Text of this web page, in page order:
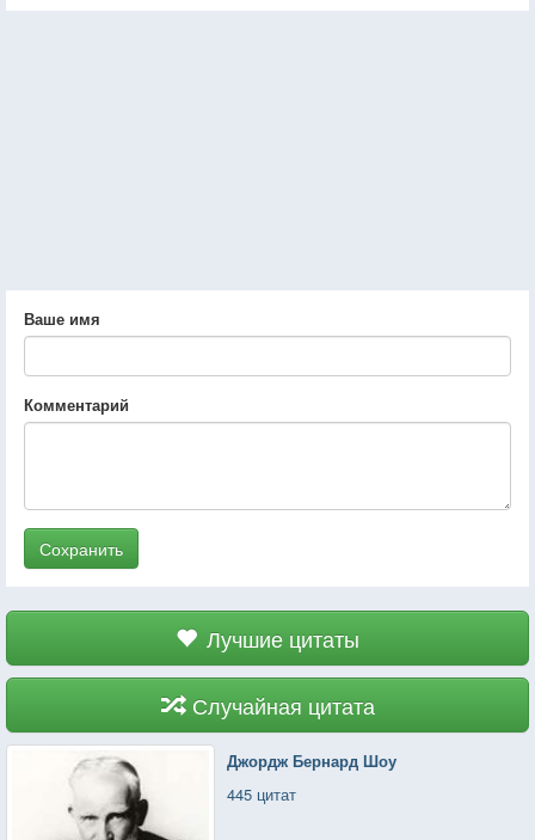
Ваше имя
Комментарий
Сохранить
Лучшие цитаты
Случайная цитата
Джордж Бернард Шоу
445 цитат